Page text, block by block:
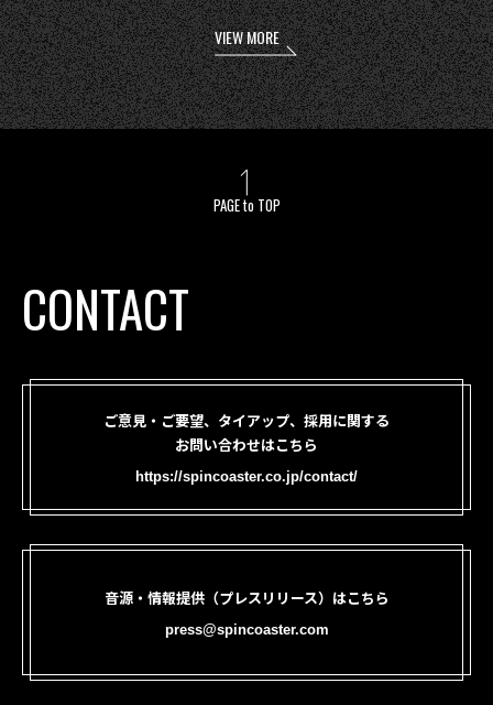
VIEW MORE
PAGE to TOP
CONTACT
ご意見・ご要望、タイアップ、採用に関する
お問い合わせはこちら
https://spincoaster.co.jp/contact/
音源・情報提供（プレスリリース）はこちら
press@spincoaster.com